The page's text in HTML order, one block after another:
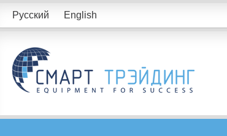
Русский English